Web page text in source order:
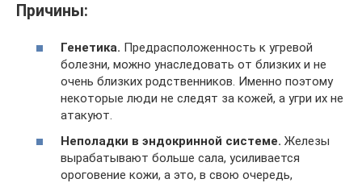
Причины:
Генетика. Предрасположенность к угревой
болезни, можно унаследовать от близких и не
очень близких родственников. Именно поэтому
некоторые люди не следят за кожей, а угри их не
атакуют.
Неполадки в эндокринной системе. Железы
вырабатывают больше сала, усиливается
ороговение кожи, а это, в свою очередь,